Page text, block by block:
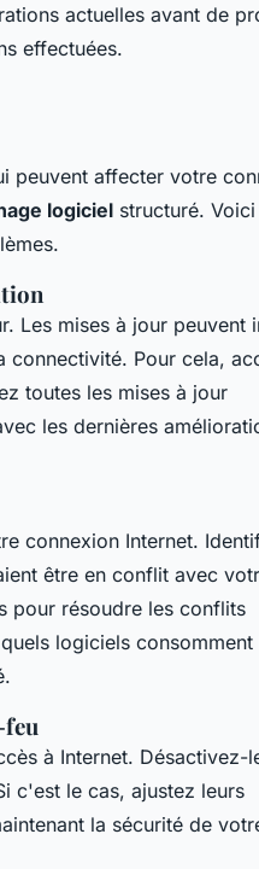
actuelles avant de
effectuées.
peuvent affecter votre
logiciel structuré. Voici
Les mises à jour peuvent
Pour cela,
toutes les mises à jour
les dernières
connexion Internet.
être en conflit avec
pour résoudre les conflits
logiciels consomment
à Internet. Désactivez-
c'est le cas, ajustez leurs
la sécurité de